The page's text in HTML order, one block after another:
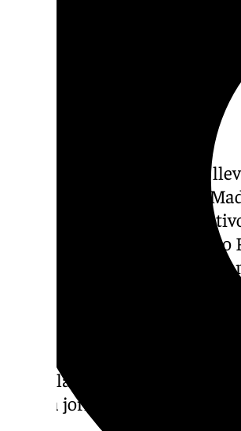
Cuando el río suena, agua
de José Mourinho al Real
nunca. Un paso casi
go› del periodista de
cara a los movimientos en el
Romano da por cerrado el
por dos temporadas. Según
verbal en todos los aspectos
que volaría hacia la capital
última jornada del